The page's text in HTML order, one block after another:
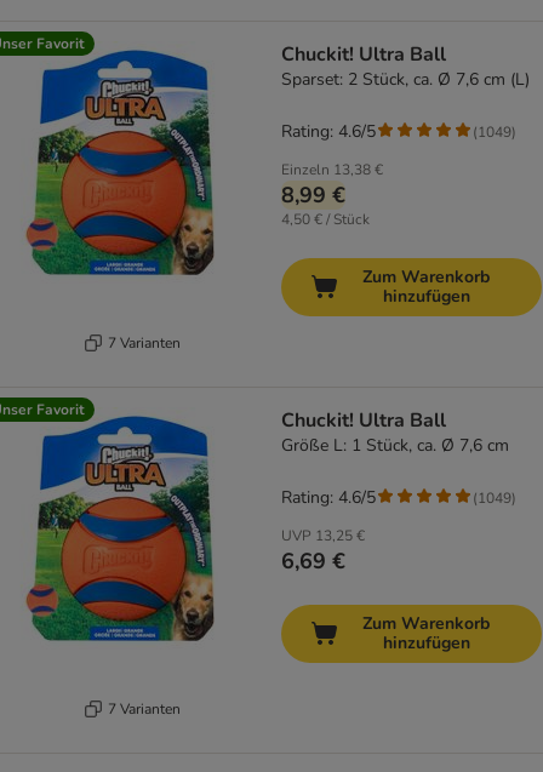
Favorit
7 Varianten
Chuckit! Ultra Ball
Sparset: 2 Stück, ca. Ø 7,6 cm (L)
Einzeln 13,38 €
8,99 €
4,50 € / Stück
Rating: 4.6/5 (1049)
Zum Warenkorb
hinzufügen
Favorit
7 Varianten
Chuckit! Ultra Ball
Größe L: 1 Stück, ca. Ø 7,6 cm
UVP 13,25 €
6,69 €
Rating: 4.6/5 (1049)
Zum Warenkorb
hinzufügen